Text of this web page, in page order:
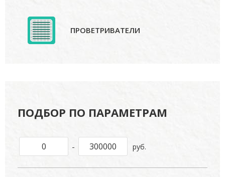
ПРОВЕТРИВАТЕЛИ
ПОДБОР ПО ПАРАМЕТРАМ
- руб.